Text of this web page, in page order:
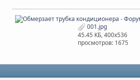
001.jpg
45.45 КБ, 400x536
просмотров: 1675